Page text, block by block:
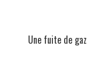
Une fuite de